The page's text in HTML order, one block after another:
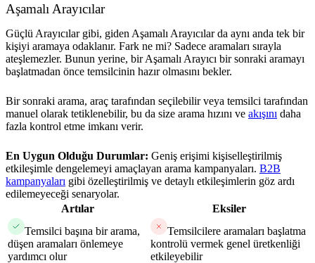
Aşamalı Arayıcılar
Güçlü Arayıcılar gibi, giden Aşamalı Arayıcılar da aynı anda tek bir
kişiyi aramaya odaklanır. Fark ne mi? Sadece aramaları sırayla
ateşlemezler. Bunun yerine, bir Aşamalı Arayıcı bir sonraki aramayı
başlatmadan önce temsilcinin hazır olmasını bekler.
Bir sonraki arama, araç tarafından seçilebilir veya temsilci tarafından
manuel olarak tetiklenebilir, bu da size arama hızını ve akışını daha
fazla kontrol etme imkanı verir.
En Uygun Olduğu Durumlar: Geniş erişimi kişiselleştirilmiş
etkileşimle dengelemeyi amaçlayan arama kampanyaları. B2B
kampanyaları gibi özelleştirilmiş ve detaylı etkileşimlerin göz ardı
edilemeyeceği senaryolar.
Artılar
Eksiler
Temsilci başına bir arama,
düşen aramaları önlemeye
yardımcı olur
Temsilcilere aramaları başlatma
kontrolü vermek genel üretkenliği
etkileyebilir